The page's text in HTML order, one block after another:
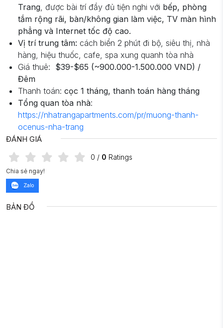
Trang , được bài trí đầy đủ tiện nghi với bếp, phòng
tắm rộng rãi, bàn/không gian làm việc, TV màn hình
phẳng và Internet tốc độ cao.
Vị trí trung tâm: cách biển 2 phút đi bộ, siêu thị, nhà
hàng, hiệu thuốc, cafe, spa xung quanh tòa nhà
Giá thuê: $39-$65 (~900.000-1.500.000 VND) /
Đêm
Thanh toán: cọc 1 tháng, thanh toán hàng tháng
Tổng quan tòa nhà:
https://nhatrangapartments.com/pr/muong-thanh-
ocenus-nha-trang
ĐÁNH GIÁ
0 / 0 Ratings
Chia sẻ ngay!
Zalo
BẢN ĐỒ